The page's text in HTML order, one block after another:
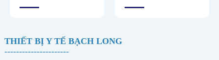
THIẾT BỊ Y TẾ BẠCH LONG
----------------------